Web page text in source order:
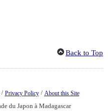
Back to Top
/ Privacy Policy / About this Site
du Japon à Madagascar